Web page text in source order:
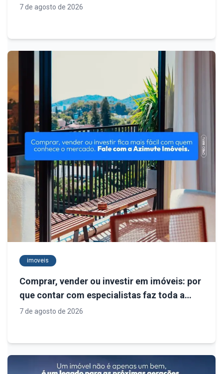
com segurança
7 de agosto de 2026
imoveis
Comprar, vender ou investir em imóveis: por
que contar com especialistas faz toda a
diferença
7 de agosto de 2026